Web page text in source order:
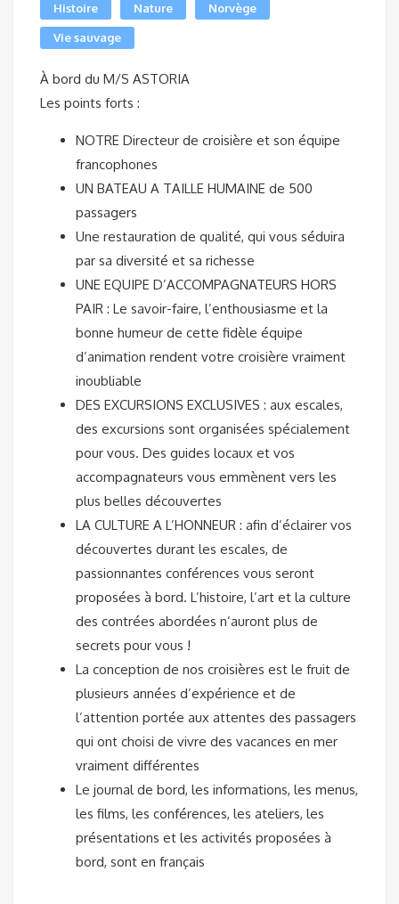
Histoire Nature Norvège
Vie sauvage
À bord du M/S ASTORIA
Les points forts :
NOTRE Directeur de croisière et son équipe
francophones
UN BATEAU A TAILLE HUMAINE de 500
passagers
Une restauration de qualité, qui vous séduira
par sa diversité et sa richesse
UNE EQUIPE D’ACCOMPAGNATEURS HORS
PAIR : Le savoir-faire, l’enthousiasme et la
bonne humeur de cette fidèle équipe
d’animation rendent votre croisière vraiment
inoubliable
DES EXCURSIONS EXCLUSIVES : aux escales,
des excursions sont organisées spécialement
pour vous. Des guides locaux et vos
accompagnateurs vous emmènent vers les
plus belles découvertes
LA CULTURE A L’HONNEUR : afin d’éclairer vos
découvertes durant les escales, de
passionnantes conférences vous seront
proposées à bord. L’histoire, l’art et la culture
des contrées abordées n’auront plus de
secrets pour vous !
La conception de nos croisières est le fruit de
plusieurs années d’expérience et de
l’attention portée aux attentes des passagers
qui ont choisi de vivre des vacances en mer
vraiment différentes
Le journal de bord, les informations, les menus,
les films, les conférences, les ateliers, les
présentations et les activités proposées à
bord, sont en français